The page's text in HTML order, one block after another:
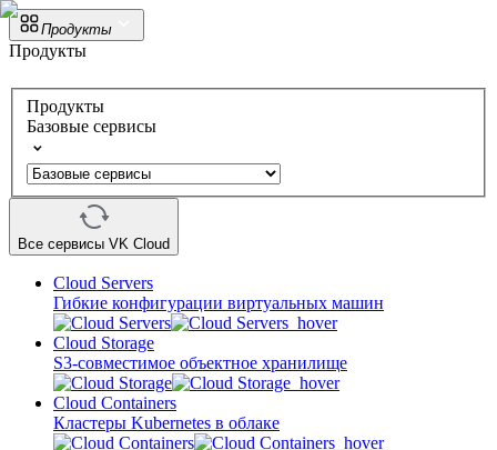
Продукты
Продукты
Продукты
Базовые сервисы
Все сервисы VK Cloud
Cloud Servers
Гибкие конфигурации виртуальных машин
Cloud Storage
S3-совместимое объектное хранилище
Cloud Containers
Кластеры Kubernetes в облаке